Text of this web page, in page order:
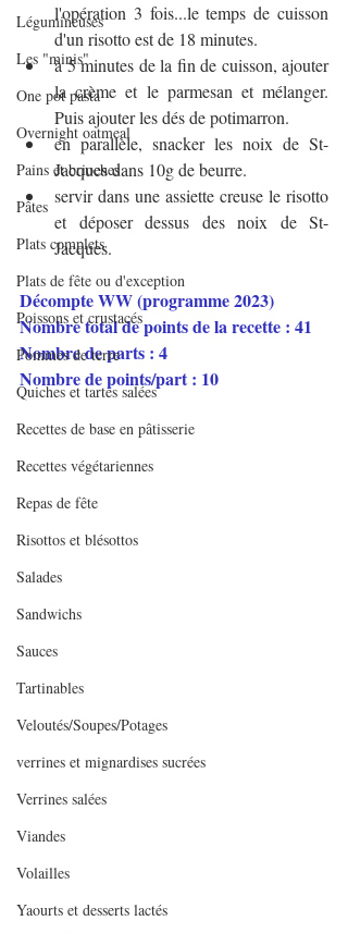
Légumineuses
Les "minis"
One pot pasta
Overnight oatmeal
Pains et brioches
Pâtes
Plats complets
Plats de fête ou d'exception
Poissons et crustacés
Pommes de terre
Quiches et tartes salées
Recettes de base en pâtisserie
Recettes végétariennes
Repas de fête
Risottos et blésottos
Salades
Sandwichs
Sauces
Tartinables
Veloutés/Soupes/Potages
verrines et mignardises sucrées
Verrines salées
Viandes
Volailles
Yaourts et desserts lactés
l'opération 3 fois...le temps de cuisson
d'un risotto est de 18 minutes.
à 5 minutes de la fin de cuisson, ajouter
la crème et le parmesan et mélanger.
Puis ajouter les dés de potimarron.
en parallèle, snacker les noix de St-
Jacques dans 10g de beurre.
servir dans une assiette creuse le risotto
et déposer dessus des noix de St-
Jacques.
Décompte WW (programme 2023)
Nombre total de points de la recette : 41
Nombre de parts : 4
Nombre de points/part : 10